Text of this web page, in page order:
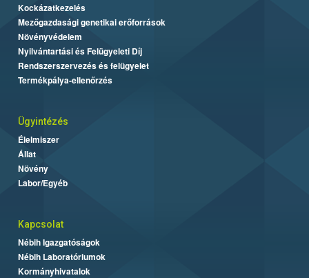
Kockázatkezelés
Mezőgazdasági genetikai erőforrások
Növényvédelem
Nyilvántartási és Felügyeleti Díj
Rendszerszervezés és felügyelet
Termékpálya-ellenőrzés
Ügyintézés
Élelmiszer
Állat
Növény
Labor/Egyéb
Kapcsolat
Nébih Igazgatóságok
Nébih Laboratóriumok
Kormányhivatalok